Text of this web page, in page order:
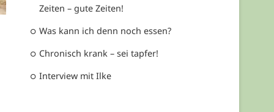
Zeiten – gute Zeiten!
Was kann ich denn noch essen?
Chronisch krank – sei tapfer!
Interview mit Ilke